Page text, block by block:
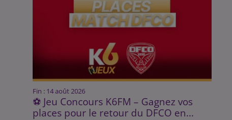
Fin : 14 août 2026
⚽ Jeu Concours K6FM – Gagnez vos
places pour le retour du DFCO en...